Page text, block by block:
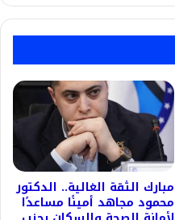
مبارك الثقة الغالية.. الدكتور
محمود مجاهد أمينًا مساعدًا